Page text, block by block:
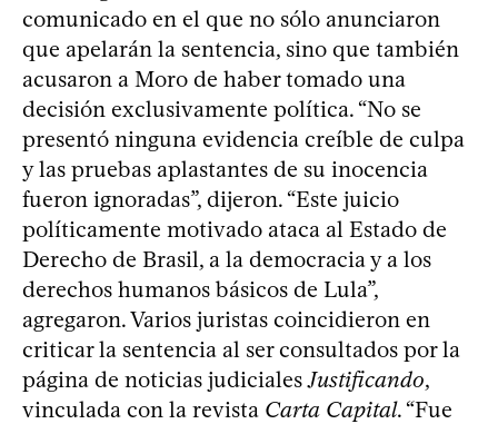
comunicado en el que no sólo anunciaron
que apelarán la sentencia, sino que también
acusaron a Moro de haber tomado una
decisión exclusivamente política. “No se
presentó ninguna evidencia creíble de culpa
y las pruebas aplastantes de su inocencia
fueron ignoradas”, dijeron. “Este juicio
políticamente motivado ataca al Estado de
Derecho de Brasil, a la democracia y a los
derechos humanos básicos de Lula”,
agregaron. Varios juristas coincidieron en
criticar la sentencia al ser consultados por la
página de noticias judicialesJustificando,
vinculada con la revista Carta Capital. “Fue